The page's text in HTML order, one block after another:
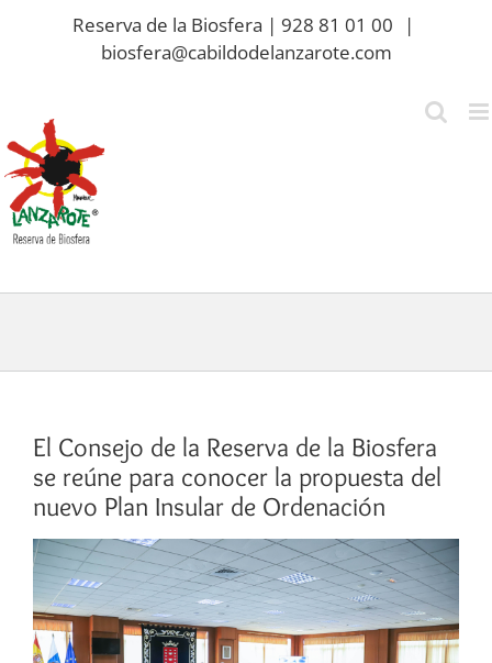
Reserva de la Biosfera | 928 81 01 00
|
biosfera@cabildodelanzarote.com
El Consejo de la Reserva de la Biosfera
se reúne para conocer la propuesta del
nuevo Plan Insular de Ordenación
Ver
imagen
más
grande